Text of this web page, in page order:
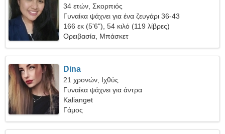
34 ετών, Σκορπιός
Γυναίκα ψάχνει για ένα ζευγάρι 36-43
166 εκ (5'6"), 54 κιλό (119 λίβρες)
Ορειβασία, Μπάσκετ
Dina
21 χρονών, Ιχθύς
Γυναίκα ψάχνει για άντρα
Kalianget
Γάμος